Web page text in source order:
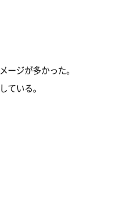
ジが多かった。
ている。